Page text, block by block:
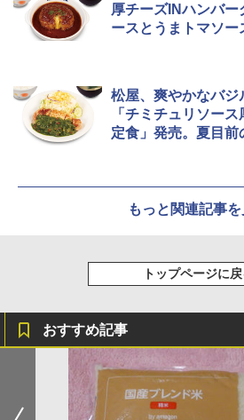
厚チーズINハンバ
ースとうまトマソー
松屋、爽やかなバジ
「チミチュリソー
定食」発売。夏目前
もっと関連記事を
トップページに
おすすめ記事